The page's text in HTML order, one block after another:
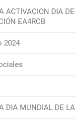
ACTIVACION DIA
EA4RCB
2024
DIA MUNDIAL DE